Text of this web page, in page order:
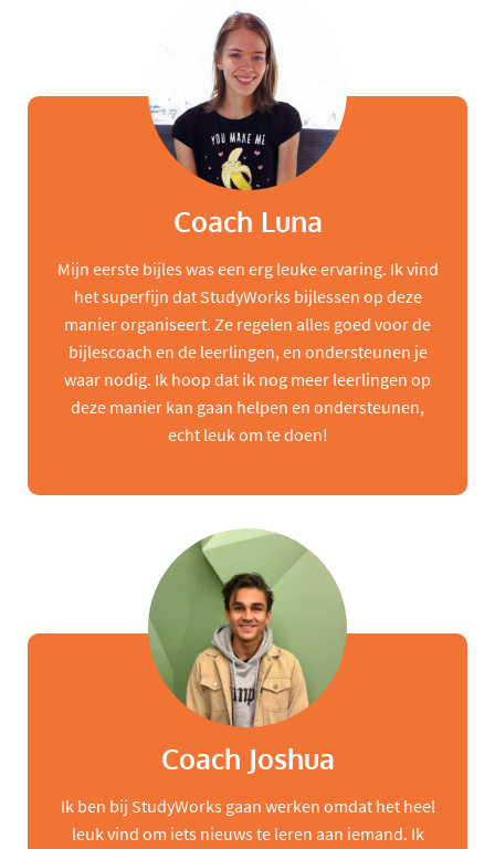
Coach Luna
Mijn eerste bijles was een erg leuke ervaring. Ik vind
het superfijn dat StudyWorks bijlessen op deze
manier organiseert. Ze regelen alles goed voor de
bijlescoach en de leerlingen, en ondersteunen je
waar nodig. Ik hoop dat ik nog meer leerlingen op
deze manier kan gaan helpen en ondersteunen,
echt leuk om te doen!
Coach Joshua
Ik ben bij StudyWorks gaan werken omdat het heel
leuk vind om iets nieuws te leren aan iemand. Ik